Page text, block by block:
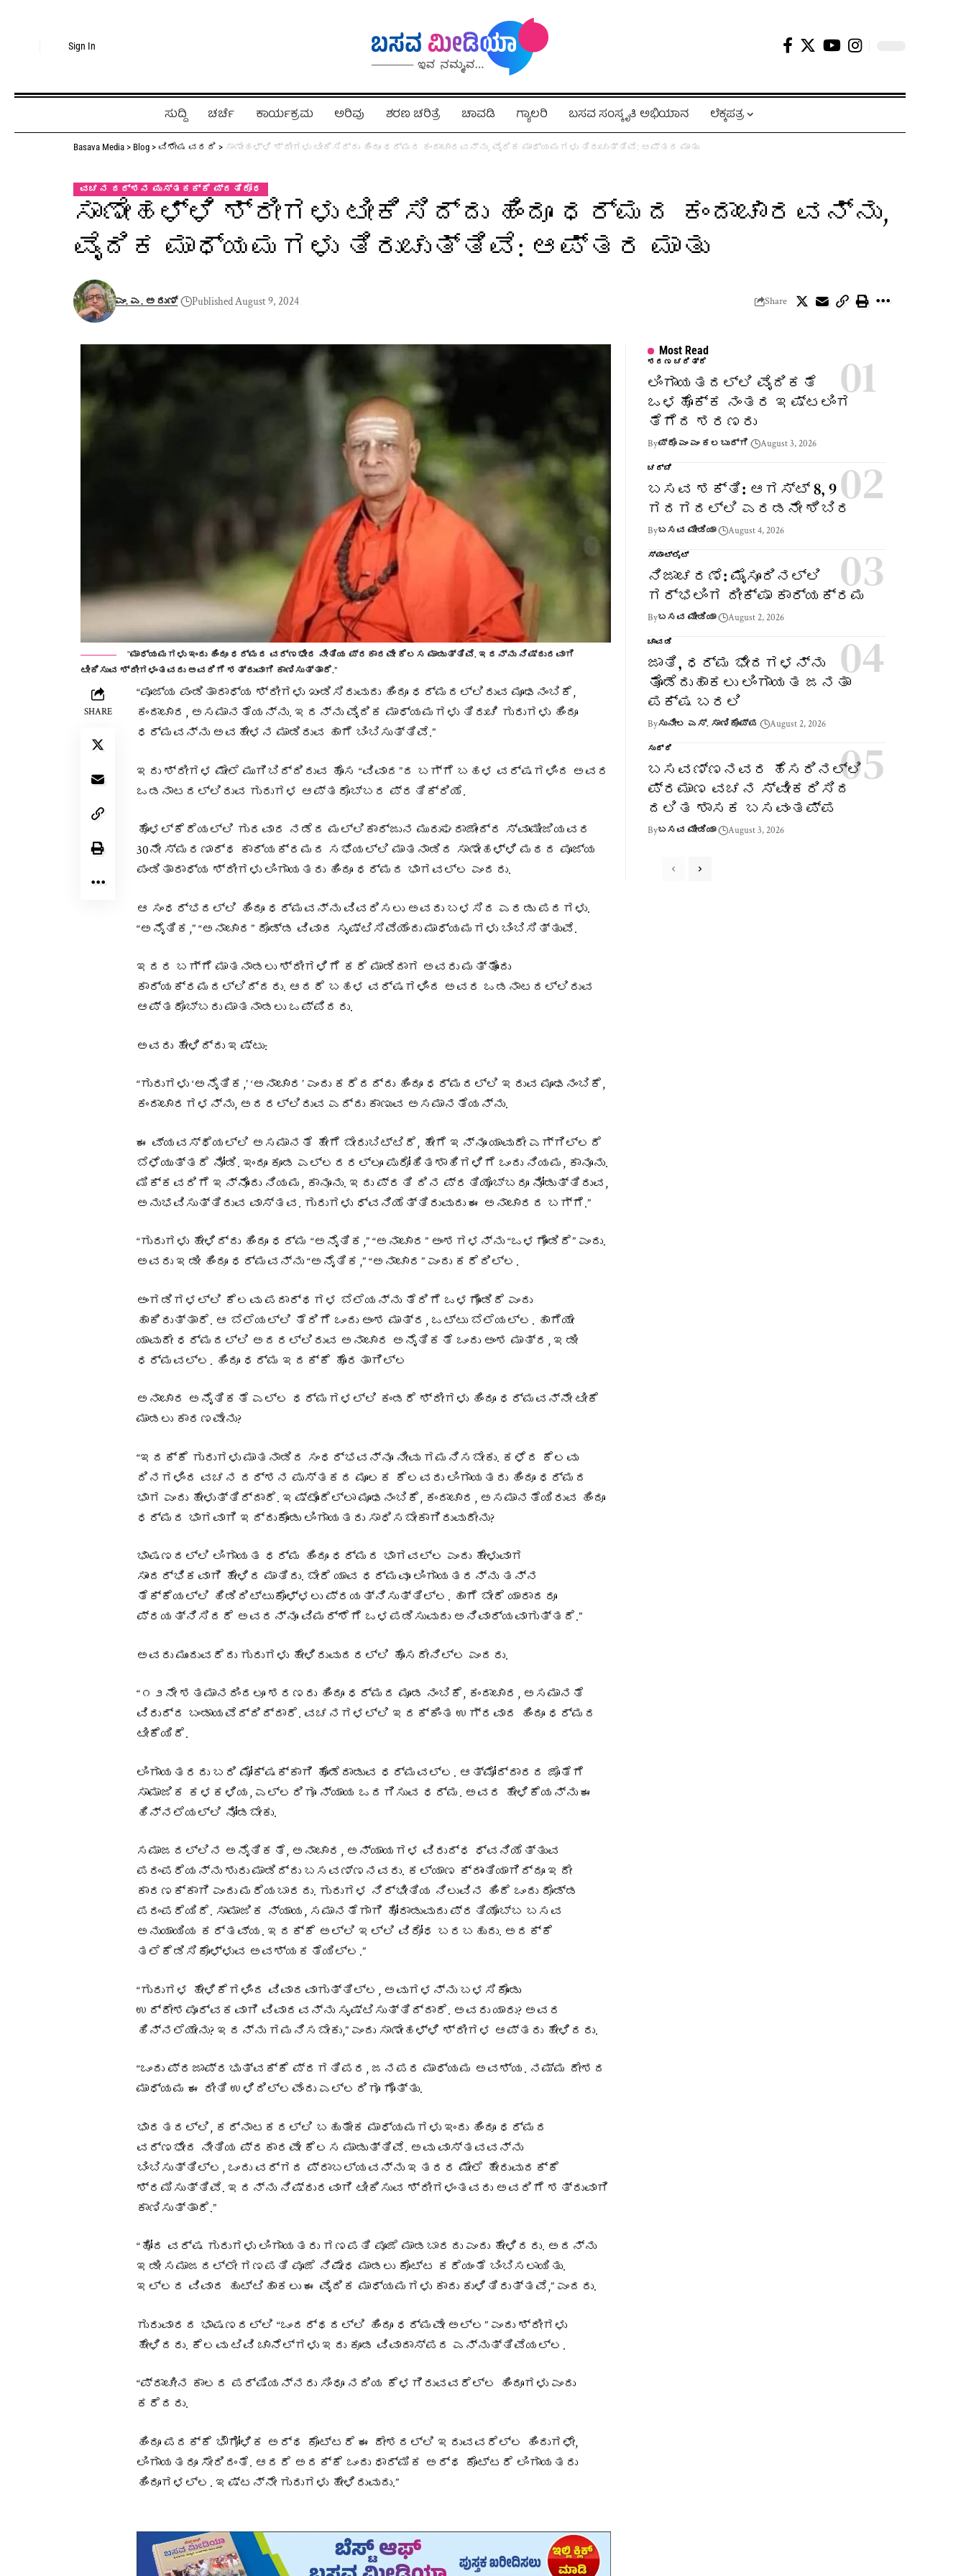
Sign In
ಸುದ್ದಿ ಚರ್ಚೆ ಕಾರ್ಯಕ್ರಮ ಅರಿವು ಶರಣ ಚರಿತ್ರೆ ಚಾವಡಿ ಗ್ಯಾಲರಿ ಬಸವ ಸಂಸ್ಕೃತಿ ಅಭಿಯಾನ ಲೆಕ್ಕಪತ್ರ
Basava Media > Blog > ವಿಶೇಷ ವರದಿ > ಸಾಣೇಹಳ್ಳಿ ಶ್ರೀಗಳು ಟೀಕಿಸಿದ್ದು ಹಿಂದೂ ಧರ್ಮದ ಕಂದಾಚಾರವನ್ನು, ವೈದಿಕ ಮಾಧ್ಯಮಗಳು ತಿರುಚುತ್ತಿವೆ: ಆಪ್ತರ ಮಾತು
ವಚನ ದರ್ಶನ ಪುಸ್ತಕಕ್ಕೆ ಪ್ರತಿರೋಧ
ಸಾಣೇಹಳ್ಳಿ ಶ್ರೀಗಳು ಟೀಕಿಸಿದ್ದು ಹಿಂದೂ ಧರ್ಮದ ಕಂದಾಚಾರವನ್ನು,
ವೈದಿಕ ಮಾಧ್ಯಮಗಳು ತಿರುಚುತ್ತಿವೆ: ಆಪ್ತರ ಮಾತು
ಎಂ. ಎ. ಅರುಣ್ Published August 9, 2024 Share
"ಮಾಧ್ಯಮಗಳು ಇಂದು ಹಿಂದೂ ಧರ್ಮದ ವರ್ಣಭೇದ ನೀತಿಯ ಪ್ರಕಾರವೇ ಕೆಲಸ ಮಾಡುತ್ತಿವೆ. ಇದನ್ನು ನಿಷ್ಠುರವಾಗಿ
ಟೀಕಿಸುವ ಶ್ರೀಗಳಂತವರು ಅವರಿಗೆ ಶತ್ರುವಾಗಿ ಕಾಣಿಸುತ್ತಾರೆ.”
SHARE
“ಪೂಜ್ಯ ಪಂಡಿತಾರಾಧ್ಯ ಶ್ರೀಗಳು ಖಂಡಿಸಿರುವುದು ಹಿಂದೂ ಧರ್ಮದಲ್ಲಿರುವ ಮೂಢನಂಬಿಕೆ,
ಕಂದಾಚಾರ, ಅಸಮಾನತೆಯನ್ನು. ಇದನ್ನು ವೈದಿಕ ಮಾಧ್ಯಮಗಳು ತಿರುಚಿ ಗುರುಗಳು ಹಿಂದೂ
ಧರ್ಮವನ್ನು ಅವಹೇಳನ ಮಾಡಿರುವ ಹಾಗೆ ಬಿಂಬಿಸುತ್ತಿವೆ.”
ಇದು ಶ್ರೀಗಳ ಮೇಲೆ ಮುಗಿಬಿದ್ದಿರುವ ಹೊಸ “ವಿವಾದ”ದ ಬಗ್ಗೆ ಬಹಳ ವರ್ಷಗಳಿಂದ ಅವರ
ಒಡನಾಟದಲ್ಲಿರುವ ಗುರುಗಳ ಆಪ್ತರೊಬ್ಬರ ಪ್ರತಿಕ್ರಿಯೆ.
ಹೊಳಲ್ಕೆರೆಯಲ್ಲಿ ಗುರವಾರ ನಡೆದ ಮಲ್ಲಿಕಾರ್ಜುನ ಮುರುಘರಾಜೇಂದ್ರ ಸ್ವಾಮೀಜಿಯವರ
30ನೇ ಸ್ಮರಣಾರ್ಥ ಕಾರ್ಯಕ್ರಮದ ಸಭೆಯಲ್ಲಿ ಮಾತನಾಡಿದ ಸಾಣೇಹಳ್ಳಿ ಮಠದ ಪೂಜ್ಯ
ಪಂಡಿತಾರಾಧ್ಯ ಶ್ರೀಗಳು ಲಿಂಗಾಯತರು ಹಿಂದೂ ಧರ್ಮದ ಭಾಗವಲ್ಲ ಎಂದರು.
ಆ ಸಂಧರ್ಭದಲ್ಲಿ ಹಿಂದೂ ಧರ್ಮವನ್ನು ವಿವರಿಸಲು ಅವರು ಬಳಸಿದ ಎರಡು ಪದಗಳು.
“ಅನೈತಿಕ,” “ಅನಾಚಾರ” ದೊಡ್ಡ ವಿವಾದ ಸೃಷ್ಟಿಸಿವೆಯೆಂದು ಮಾಧ್ಯಮಗಳು ಬಿಂಬಿಸಿತ್ತುವೆ.
ಇದರ ಬಗ್ಗೆ ಮಾತನಾಡಲು ಶ್ರೀಗಳಿಗೆ ಕರೆ ಮಾಡಿದಾಗ ಅವರು ಮತ್ತೊಂದು
ಕಾರ್ಯಕ್ರಮದಲ್ಲಿದ್ದರು. ಆದರೆ ಬಹಳ ವರ್ಷಗಳಿಂದ ಅವರ ಒಡನಾಟದಲ್ಲಿರುವ
ಆಪ್ತರೊಬ್ಬರು ಮಾತನಾಡಲು ಒಪ್ಪಿದರು.
ಅವರು ಹೇಳಿದ್ದು ಇಷ್ಟು:
“ಗುರುಗಳು ‘ಅನೈತಿಕ,’ ‘ಅನಾಚಾರ’ ಎಂದು ಕರೆದದ್ದು ಹಿಂದೂ ಧರ್ಮದಲ್ಲಿ ಇರುವ ಮೂಢನಂಬಿಕೆ,
ಕಂದಾಚಾರಗಳನ್ನು, ಅದರಲ್ಲಿರುವ ಎದ್ದು ಕಾಣುವ ಅಸಮಾನತೆಯನ್ನು.
ಈ ವ್ಯವಸ್ಥೆಯಲ್ಲಿ ಅಸಮಾನತೆ ಹೇಗೆ ಬೇರುಬಿಟ್ಟಿದೆ, ಹೇಗೆ ಇನ್ನೂ ಯಾವುದೇ ಎಗ್ಗಿಲ್ಲದೆ
ಬೆಳೆಯುತ್ತದೆ ನೋಡಿ. ಇಂದೂ ಕೂಡ ಎಲ್ಲದರಲ್ಲೂ ಪುರೋಹಿತಶಾಹಿಗಳಿಗೆ ಒಂದು ನಿಯಮ, ಕಾನೂನು.
ಮಿಕ್ಕವರಿಗೆ ಇನ್ನೊಂದು ನಿಯಮ, ಕಾನೂನು. ಇದು ಪ್ರತಿ ದಿನ ಪ್ರತಿಯೊಬ್ಬರೂ ನೋಡುತ್ತಿರುವ,
ಅನುಭವಿಸುತ್ತಿರುವ ವಾಸ್ತವ. ಗುರುಗಳು ಧ್ವನಿಯೆತ್ತಿರುವುದು ಈ ಅನಾಚಾರದ ಬಗ್ಗೆ.”
“ಗುರುಗಳು ಹೇಳಿದ್ದು ಹಿಂದೂ ಧರ್ಮ “ಅನೈತಿಕ,” “ಅನಾಚಾರ” ಅಂಶಗಳನ್ನು “ಒಳಗೊಂಡಿದೆ” ಎಂದು.
ಅವರು ಇಡೀ ಹಿಂದೂ ಧರ್ಮವನ್ನು “ಅನೈತಿಕ,” “ಅನಾಚಾರ” ಎಂದು ಕರೆದಿಲ್ಲ.
ಅಂಗಡಿಗಳಲ್ಲಿ ಕೆಲವು ಪದಾರ್ಥಗಳ ಬೆಲೆಯನ್ನು ತೆರಿಗೆ ಒಳಗೊಂಡಿದೆ ಎಂದು
ಹಾಕಿರುತ್ತಾರೆ. ಆ ಬೆಲೆಯಲ್ಲಿ ತೆರಿಗೆ ಒಂದು ಅಂಶ ಮಾತ್ರ, ಒಟ್ಟು ಬೆಲೆಯಲ್ಲ. ಹಾಗೆಯೇ
ಯಾವುದೇ ಧರ್ಮದಲ್ಲಿ ಅದರಲ್ಲಿರುವ ಅನಾಚಾರ ಅನೈತಿಕತೆ ಒಂದು ಅಂಶ ಮಾತ್ರ, ಇಡೀ
ಧರ್ಮವಲ್ಲ. ಹಿಂದೂ ಧರ್ಮ ಇದಕ್ಕೆ ಹೊರತಾಗಿಲ್ಲ
ಅನಾಚಾರ ಅನೈತಿಕತೆ ಎಲ್ಲ ಧರ್ಮಗಳಲ್ಲಿ ಕಂಡರೆ ಶ್ರೀಗಳು ಹಿಂದೂ ಧರ್ಮವನ್ನೇ ಟೀಕೆ
ಮಾಡಲು ಕಾರಣವೇನು?
“ಇದಕ್ಕೆ ಗುರುಗಳು ಮಾತನಾಡಿದ ಸಂಧರ್ಭವನ್ನೂ ನೀವು ಗಮನಿಸಬೇಕು. ಕಳೆದ ಕೆಲವು
ದಿನಗಳಿಂದ ವಚನ ದರ್ಶನ ಪುಸ್ತಕದ ಮೂಲಕ ಕೆಲವರು ಲಿಂಗಾಯತರು ಹಿಂದೂ ಧರ್ಮದ
ಭಾಗ ಎಂದು ಹೇಳುತ್ತಿದ್ದಾರೆ. ಇಷ್ಟೊಂದೆಲ್ಲಾ ಮೂಢನಂಬಿಕೆ, ಕಂದಾಚಾರ, ಅಸಮಾನತೆಯಿರುವ ಹಿಂದೂ
ಧರ್ಮದ ಭಾಗವಾಗಿ ಇದ್ದುಕೊಂಡು ಲಿಂಗಾಯತರು ಸಾಧಿಸಬೇಕಾಗಿರುವುದೇನು?
ಭಾಷಣದಲ್ಲಿ ಲಿಂಗಾಯತ ಧರ್ಮ ಹಿಂದೂ ಧರ್ಮದ ಭಾಗವಲ್ಲ ಎಂದು ಹೇಳುವಾಗ
ಸಾಂದರ್ಭಿಕವಾಗಿ ಹೇಳಿದ ಮಾತಿದು. ಬೇರೆ ಯಾವ ಧರ್ಮವೂ ಲಿಂಗಾಯತರನ್ನು ತನ್ನ
ತೆಕ್ಕೆಯಲ್ಲಿ ಹಿಡಿದಿಟ್ಟುಕೊಳ್ಳಲು ಪ್ರಯತ್ನಿಸುತ್ತಿಲ್ಲ. ಹಾಗೆ ಬೇರೆ ಯಾರಾದರೂ
ಪ್ರಯತ್ನಿಸಿದರೆ ಅವರನ್ನೂ ವಿಮರ್ಶೆಗೆ ಒಳಪಡಿಸುವುದು ಅನಿವಾರ್ಯವಾಗುತ್ತದೆ.”
ಅವರು ಮುಂದುವರೆದು ಗುರುಗಳು ಹೇಳಿರುವುದರಲ್ಲಿ ಹೊಸದೇನಿಲ್ಲ ಎಂದರು.
“೧೨ನೇ ಶತಮಾನದಿಂದಲೂ ಶರಣರು ಹಿಂದೂ ಧರ್ಮದ ಮೂಡ ನಂಬಿಕೆ, ಕಂದಾಚಾರ, ಅಸಮಾನತೆ
ವಿರುದ್ದ ಬಂಡಾಯವೆದ್ದಿದ್ದಾರೆ. ವಚನಗಳಲ್ಲಿ ಇದಕ್ಕಿಂತ ಉಗ್ರವಾದ ಹಿಂದೂ ಧರ್ಮದ
ಟೀಕೆಯಿದೆ.
ಲಿಂಗಾಯತರದು ಬರಿ ಮೋಕ್ಷಕ್ಕಾಗಿ ಹೊಡೆದಾಡುವ ಧರ್ಮವಲ್ಲ. ಆತ್ಮೋದ್ದಾರದ ಜೊತೆಗೆ
ಸಾಮಾಜಿಕ ಕಳಕಳಿಯ, ಎಲ್ಲರಿಗೂ ನ್ಯಾಯ ಒದಗಿಸುವ ಧರ್ಮ. ಅವರ ಹೇಳಿಕೆಯನ್ನು ಈ
ಹಿನ್ನಲೆಯಲ್ಲಿ ನೋಡಬೇಕು.
ಸಮಾಜದಲ್ಲಿನ ಅನೈತಿಕತೆ, ಅನಾಚಾರ, ಅನ್ಯಾಯಗಳ ವಿರುದ್ಧ ಧ್ವನಿಯೆತ್ತುವ
ಪರಂಪರೆಯನ್ನು ಶುರು ಮಾಡಿದ್ದು ಬಸವಣ್ಣನವರು. ಕಲ್ಯಾಣ ಕ್ರಾಂತಿಯಾಗಿದ್ದೂ ಇದೇ
ಕಾರಣಕ್ಕಾಗಿ ಎಂದು ಮರೆಯಬಾರದು. ಗುರುಗಳ ನಿರ್ಭೀತಿಯ ನಿಲುವಿನ ಹಿಂದೆ ಒಂದು ದೊಡ್ಡ
ಪರಂಪರೆಯಿದೆ. ಸಾಮಾಜಿಕ ನ್ಯಾಯ, ಸಮಾನತೆಗಾಗಿ ಹೋರಾಡುವುದು ಪ್ರತಿಯೊಬ್ಬ ಬಸವ
ಅನುಯಾಯಿಯ ಕರ್ತವ್ಯ. ಇದಕ್ಕೆ ಅಲ್ಲಿ ಇಲ್ಲಿ ವಿರೋಧ ಬರಬಹುದು. ಅದಕ್ಕೆ
ತಲೆಕೆಡಿಸಿಕೊಳ್ಳುವ ಅವಶ್ಯಕತೆಯಿಲ್ಲ.”
“ಗುರುಗಳ ಹೇಳಿಕೆಗಳಿಂದ ವಿವಾದವಾಗುತ್ತಿಲ್ಲ, ಅವುಗಳನ್ನು ಬಳಸಿಕೊಂಡು
ಉದ್ದೇಶಪೂರ್ವಕವಾಗಿ ವಿವಾದವನ್ನು ಸೃಷ್ಟಿಸುತ್ತಿದ್ದಾರೆ. ಅವರು ಯಾರು? ಅವರ
ಹಿನ್ನಲೆಯೇನು? ಇದನ್ನು ಗಮನಿಸಬೇಕು,” ಎಂದು ಸಾಣೇಹಳ್ಳಿ ಶ್ರೀಗಳ ಆಪ್ತರು ಹೇಳಿದರು.
“ಒಂದು ಪ್ರಜಾಪ್ರಭುತ್ವಕ್ಕೆ ಪ್ರಗತಿಪರ, ಜನಪರ ಮಾಧ್ಯಮ ಅವಶ್ಯ. ನಮ್ಮ ದೇಶದ
ಮಾಧ್ಯಮ ಈ ರೀತಿ ಉಳಿದಿಲ್ಲವೆಂದು ಎಲ್ಲರಿಗೂ ಗೊತ್ತು.
ಭಾರತದಲ್ಲಿ, ಕರ್ನಾಟಕದಲ್ಲಿ ಬಹುತೇಕ ಮಾಧ್ಯಮಗಳು ಇಂದು ಹಿಂದೂ ಧರ್ಮದ
ವರ್ಣಭೇದ ನೀತಿಯ ಪ್ರಕಾರವೇ ಕೆಲಸ ಮಾಡುತ್ತಿವೆ. ಅವು ವಾಸ್ತವವನ್ನು
ಬಿಂಬಿಸುತ್ತಿಲ್ಲ, ಒಂದು ವರ್ಗದ ಪ್ರಾಬಲ್ಯವನ್ನು ಇತರರ ಮೇಲೆ ಹೇರುವುದಕ್ಕೆ
ಶ್ರಮಿಸುತ್ತಿವೆ. ಇದನ್ನು ನಿಷ್ಠುರವಾಗಿ ಟೀಕಿಸುವ ಶ್ರೀಗಳಂತವರು ಅವರಿಗೆ ಶತ್ರುವಾಗಿ
ಕಾಣಿಸುತ್ತಾರೆ.”
“ಹೋದ ವರ್ಷ ಗುರುಗಳು ಲಿಂಗಾಯತರು ಗಣಪತಿ ಪೂಜೆ ಮಾಡಬಾರದು ಎಂದು ಹೇಳಿದರು. ಅದನ್ನು
ಇಡೀ ಸಮಾಜದಲ್ಲೇ ಗಣಪತಿ ಪೂಜೆ ನಿಷೇಧ ಮಾಡಲು ಕೊಟ್ಟ ಕರೆಯಂತೆ ಬಿಂಬಿಸಲಾಯಿತು.
ಇಲ್ಲದ ವಿವಾದ ಹುಟ್ಟಿಹಾಕಲು ಈ ವೈದಿಕ ಮಾಧ್ಯಮಗಳು ಕಾದು ಕುಳಿತಿರುತ್ತವೆ,” ಎಂದರು.
ಗುರುವಾರದ ಭಾಷಣದಲ್ಲಿ “ಒಂದರ್ಥದಲ್ಲಿ ಹಿಂದೂ ಧರ್ಮವೇ ಅಲ್ಲ” ಎಂದು ಶ್ರೀಗಳು
ಹೇಳಿದರು. ಕೆಲವು ಟಿವಿ ಚಾನೆಲ್‌ಗಳು ಇದು ಕೂಡ ವಿವಾದಾಸ್ಪದ ಎನ್ನುತ್ತಿವೆಯಲ್ಲ.
“ಪ್ರಾಚೀನ ಕಾಲದ ಪರ್ಷಿಯನ್ನರು ಸಿಂಧೂ ನದಿಯ ಕೆಳಗಿರುವವರೆಲ್ಲ ಹಿಂದೂಗಳು ಎಂದು
ಕರೆದರು.
ಹಿಂದೂ ಪದಕ್ಕೆ ಭೌಗೋಳಿಕ ಅರ್ಥ ಕೊಟ್ಟರೆ ಈ ದೇಶದಲ್ಲಿ ಇರುವವರೆಲ್ಲ ಹಿಂದುಗಳೇ,
ಲಿಂಗಾಯತರೂ ಸೇರಿದಂತೆ. ಆದರೆ ಅದಕ್ಕೆ ಒಂದು ಧಾರ್ಮಿಕ ಅರ್ಥ ಕೊಟ್ಟರೆ ಲಿಂಗಾಯತರು
ಹಿಂದೂಗಳಲ್ಲ. ಇಷ್ಟನ್ನೇ ಗುರುಗಳು ಹೇಳಿರುವುದು.”
Most Read
ಶರಣ ಚರಿತ್ರೆ
ಲಿಂಗಾಯತದಲ್ಲಿ ವೈದಿಕತೆ
ಒಳಹೊಕ್ಕ ನಂತರ ಇಷ್ಟಲಿಂಗ
ತೆಗೆದ ಶರಣರು
Byಪ್ರೊ ಎಂ ಎಂ ಕಲಬುರ್ಗಿ August 3, 2026
ಚರ್ಚೆ
ಬಸವ ಶಕ್ತಿ: ಆಗಸ್ಟ್ 8, 9
ಗದಗದಲ್ಲಿ ಎರಡನೇ ಶಿಬಿರ
Byಬಸವ ಮೀಡಿಯಾ August 4, 2026
ಸ್ಪಾಟ್‌ಲೈಟ್
ನಿಜಾಚರಣೆ: ಮೈಸೂರಿನಲ್ಲಿ
ಗರ್ಭಲಿಂಗ ದೀಕ್ಷಾ ಕಾರ್ಯಕ್ರಮ
Byಬಸವ ಮೀಡಿಯಾ August 2, 2026
ಚಾವಡಿ
ಜಾತಿ, ಧರ್ಮ ಭೇದಗಳನ್ನು
ತೊಡೆದುಹಾಕಲು ಲಿಂಗಾಯತ ಜನತಾ
ಪಕ್ಷ ಬರಲಿ
Byಸುನೀಲ ಎಸ್. ಸಾಣಿಕೊಪ್ಪ August 2, 2026
ಸುದ್ದಿ
ಬಸವಣ್ಣನವರ ಹೆಸರಿನಲ್ಲಿ
ಪ್ರಮಾಣ ವಚನ ಸ್ವೀಕರಿಸಿದ
ದಲಿತ ಶಾಸಕ ಬಸವಂತಪ್ಪ
Byಬಸವ ಮೀಡಿಯಾ August 3, 2026